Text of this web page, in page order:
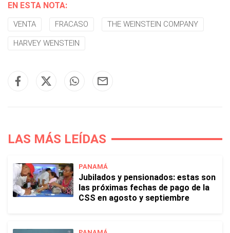
EN ESTA NOTA:
VENTA FRACASO THE WEINSTEIN COMPANY
HARVEY WENSTEIN
LAS MÁS LEÍDAS
PANAMÁ
Jubilados y pensionados: estas son
las próximas fechas de pago de la
CSS en agosto y septiembre